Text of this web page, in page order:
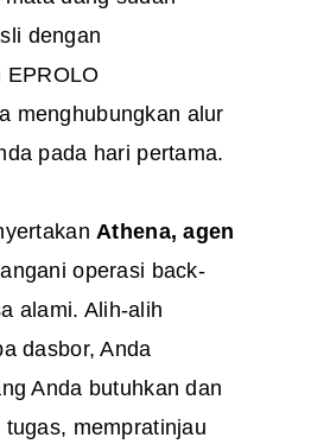
dengan
EPROLO
menghubungkan alur
pada hari pertama.
Athena, agen
operasi back-
alami. Alih-alih
dasbor, Anda
Anda butuhkan dan
mempratinjau